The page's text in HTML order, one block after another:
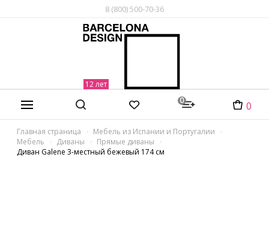
8 (800) 500-70-36
0 0
Главная страница
Мебель из Испании и Португалии
Мебель
Диваны
Прямые диваны
Диван Galene 3-местный бежевый 174 см